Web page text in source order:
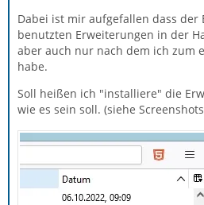
Dabei ist mir aufgefallen dass der
benutzten Erweiterungen in der
aber auch nur nach dem ich zum
habe.
Soll heißen ich "installiere" die
wie es sein soll. (siehe